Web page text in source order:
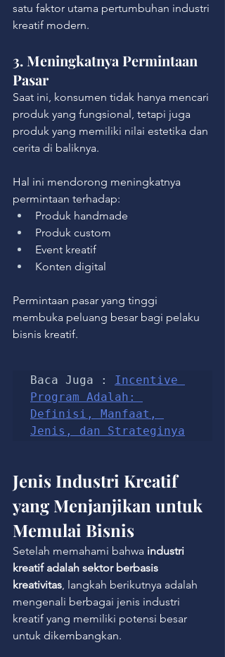
satu faktor utama pertumbuhan industri
kreatif modern.
3. Meningkatnya Permintaan
Pasar
Saat ini, konsumen tidak hanya mencari
produk yang fungsional, tetapi juga
produk yang memiliki nilai estetika dan
cerita di baliknya.
Hal ini mendorong meningkatnya
permintaan terhadap:
Produk handmade
Produk custom
Event kreatif
Konten digital
Permintaan pasar yang tinggi
membuka peluang besar bagi pelaku
bisnis kreatif.
Baca Juga : Incentive
Program Adalah:
Definisi, Manfaat,
Jenis, dan Strateginya
Jenis Industri Kreatif
yang Menjanjikan untuk
Memulai Bisnis
Setelah memahami bahwa industri
kreatif adalah sektor berbasis
kreativitas , langkah berikutnya adalah
mengenali berbagai jenis industri
kreatif yang memiliki potensi besar
untuk dikembangkan.